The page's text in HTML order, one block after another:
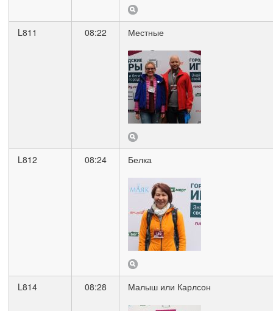
L811 08:22 Местные
L812 08:24 Белка
L814 08:28 Малыш или Карлсон